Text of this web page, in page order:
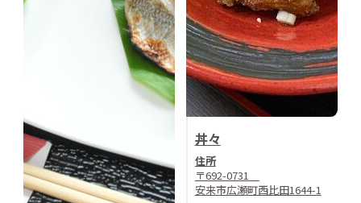
丼々
住所
〒692-0731
安来市広瀬町西比田1644-1